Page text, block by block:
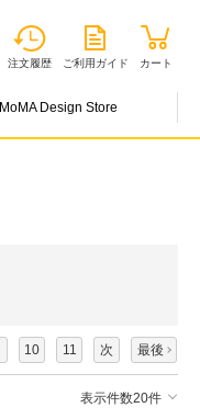
注文履歴 ご利用ガイド カート
MoMA Design Store
10 11 次 最後
表示件数20件